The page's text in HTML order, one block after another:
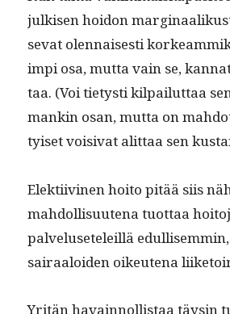
julkisen hoidon
se­vat olen­nais­es­ti
impi osa, mut­ta vain se,
taa. (Voi tietysti kil­pailut­taa
mankin osan, mut­ta on
tyiset voisi­vat alit­taa sen
Elek­ti­ivi­nen hoito pitää siis
mah­dol­lisuute­na tuot­taa
palveluseteleil­lä
sairaaloiden oikeutena
Yritän havain­nol­lis­taa täysin